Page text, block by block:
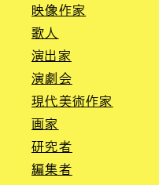
映像作家
歌人
演出家
演劇会
現代美術作家
画家
研究者
編集者